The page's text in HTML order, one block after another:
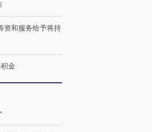
【商旅对话】华住集团
资和服务给予将持
金